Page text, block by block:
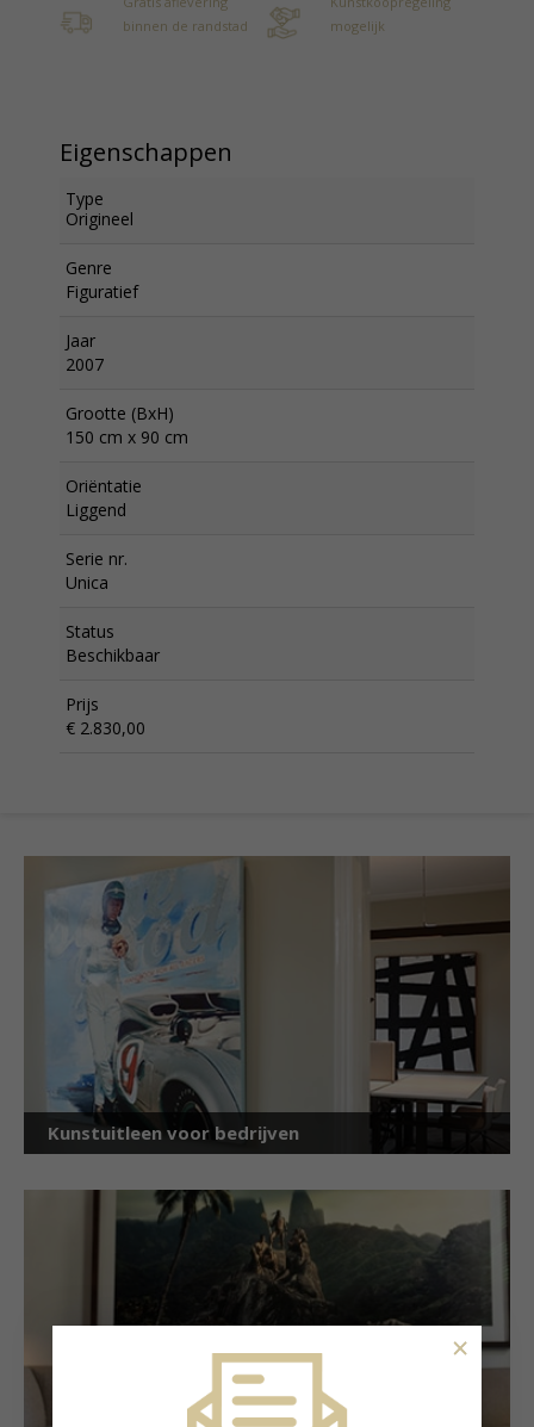
binnen de randstad
mogelijk
Eigenschappen
Type
Origineel
Genre
Figuratief
Jaar
2007
Grootte (BxH)
150 cm x 90 cm
Oriëntatie
Liggend
Serie nr.
Unica
Status
Beschikbaar
Prijs
€ 2.830,00
Kunstuitleen voor bedrijven
×